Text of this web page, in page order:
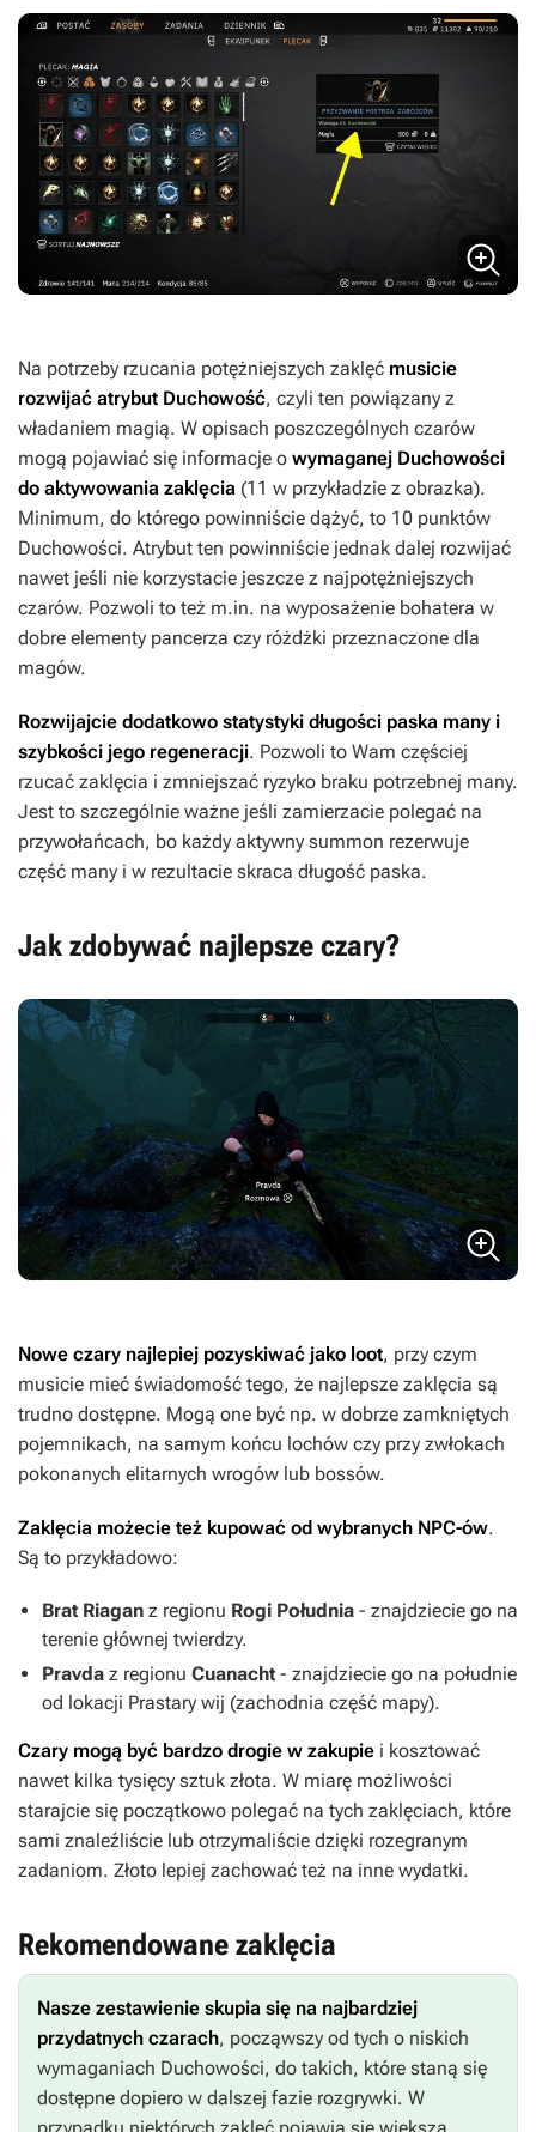
Na potrzeby rzucania potężniejszych zaklęć musicie
rozwijać atrybut Duchowość, czyli ten powiązany z
władaniem magią. W opisach poszczególnych czarów
mogą pojawiać się informacje o wymaganej Duchowości
do aktywowania zaklęcia (11 w przykładzie z obrazka).
Minimum, do którego powinniście dążyć, to 10 punktów
Duchowości. Atrybut ten powinniście jednak dalej rozwijać
nawet jeśli nie korzystacie jeszcze z najpotężniejszych
czarów. Pozwoli to też m.in. na wyposażenie bohatera w
dobre elementy pancerza czy różdżki przeznaczone dla
magów.
Rozwijajcie dodatkowo statystyki długości paska many i
szybkości jego regeneracji. Pozwoli to Wam częściej
rzucać zaklęcia i zmniejszać ryzyko braku potrzebnej many.
Jest to szczególnie ważne jeśli zamierzacie polegać na
przywołańcach, bo każdy aktywny summon rezerwuje
część many i w rezultacie skraca długość paska.
Jak zdobywać najlepsze czary?
Nowe czary najlepiej pozyskiwać jako loot, przy czym
musicie mieć świadomość tego, że najlepsze zaklęcia są
trudno dostępne. Mogą one być np. w dobrze zamkniętych
pojemnikach, na samym końcu lochów czy przy zwłokach
pokonanych elitarnych wrogów lub bossów.
Zaklęcia możecie też kupować od wybranych NPC-ów.
Są to przykładowo:
Brat Riagan z regionu Rogi Południa - znajdziecie go na
terenie głównej twierdzy.
Pravda z regionu Cuanacht - znajdziecie go na południe
od lokacji Prastary wij (zachodnia część mapy).
Czary mogą być bardzo drogie w zakupie i kosztować
nawet kilka tysięcy sztuk złota. W miarę możliwości
starajcie się początkowo polegać na tych zaklęciach, które
sami znaleźliście lub otrzymaliście dzięki rozegranym
zadaniom. Złoto lepiej zachować też na inne wydatki.
Rekomendowane zaklęcia
Nasze zestawienie skupia się na najbardziej
przydatnych czarach, począwszy od tych o niskich
wymaganiach Duchowości, do takich, które staną się
dostępne dopiero w dalszej fazie rozgrywki. W